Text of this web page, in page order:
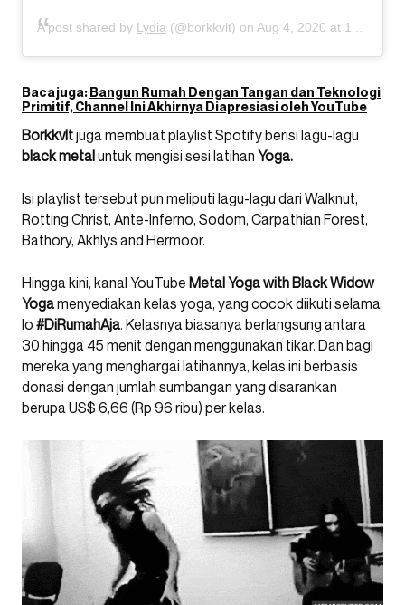
A post shared by Lydia (@borkkvlt) on Aug 4, 2020 at 11:51am PDT
Baca juga:Bangun Rumah Dengan Tangan dan Teknologi
Primitif, Channel Ini Akhirnya Diapresiasi oleh YouTube
Borkkvltjuga membuat playlist Spotify berisi lagu-lagu
black metaluntuk mengisi sesi latihan Yoga.
Isi playlist tersebut pun meliputi lagu-lagu dari Walknut,
Rotting Christ, Ante-Inferno, Sodom, Carpathian Forest,
Bathory, Akhlys and Hermoor.
Hingga kini, kanal YouTube Metal Yoga with Black Widow
Yogamenyediakan kelas yoga, yang cocok diikuti selama
lo #DiRumahAja. Kelasnya biasanya berlangsung antara
30 hingga 45 menit dengan menggunakan tikar. Dan bagi
mereka yang menghargai latihannya, kelas ini berbasis
donasi dengan jumlah sumbangan yang disarankan
berupa US$ 6,66 (Rp 96 ribu) per kelas.